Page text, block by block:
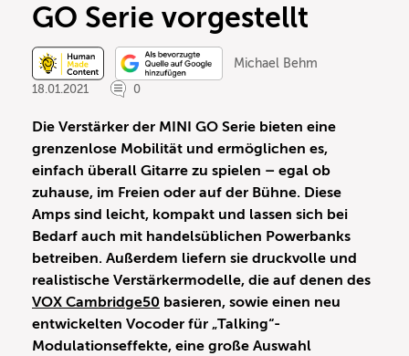
GO Serie vorgestellt
Michael Behm
18.01.2021
0
Die Verstärker der MINI GO Serie bieten eine
grenzenlose Mobilität und ermöglichen es,
einfach überall Gitarre zu spielen – egal ob
zuhause, im Freien oder auf der Bühne. Diese
Amps sind leicht, kompakt und lassen sich bei
Bedarf auch mit handelsüblichen Powerbanks
betreiben. Außerdem liefern sie druckvolle und
realistische Verstärkermodelle, die auf denen des
VOX Cambridge50 basieren, sowie einen neu
entwickelten Vocoder für „Talking“-
Modulationseffekte, eine große Auswahl